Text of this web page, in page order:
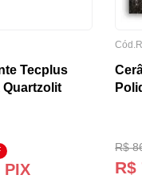
Tecplus
Quartzolit
PIX
R$
R$